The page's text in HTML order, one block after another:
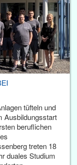
tüfteln und
Ausbildungsstart
beruflichen
treten 18
duales Studium